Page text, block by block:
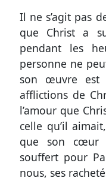
Il ne s’agit pas
que Christ a
pendant les
personne ne
son œuvre est
afflictions de
l’amour que
celle qu’il
que son cœur
souffert pour
nous, ses